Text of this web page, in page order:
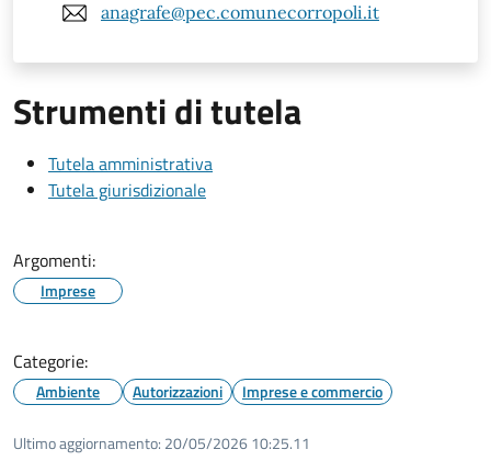
anagrafe@pec.comunecorropoli.it
Strumenti di tutela
Tutela amministrativa
Tutela giurisdizionale
Argomenti:
Imprese
Categorie:
Ambiente Autorizzazioni Imprese e commercio
Ultimo aggiornamento: 20/05/2026 10:25.11